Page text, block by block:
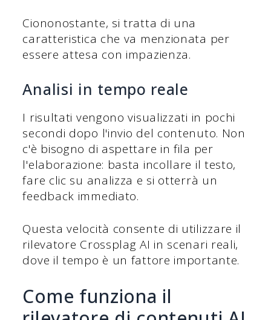
Ciononostante, si tratta di una
caratteristica che va menzionata per
essere attesa con impazienza.
Analisi in tempo reale
I risultati vengono visualizzati in pochi
secondi dopo l'invio del contenuto. Non
c'è bisogno di aspettare in fila per
l'elaborazione: basta incollare il testo,
fare clic su analizza e si otterrà un
feedback immediato.
Questa velocità consente di utilizzare il
rilevatore Crossplag AI in scenari reali,
dove il tempo è un fattore importante.
Come funziona il